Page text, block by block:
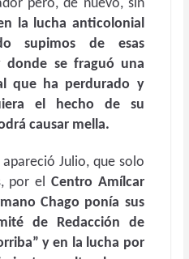
pero, de nuevo, sin
la lucha anticolonial
supimos de esas
donde se fraguó una
que ha perdurado y
el hecho de su
causar mella.
Julio, que solo
por el Centro Amílcar
Chago ponía sus
de Redacción
de
y en la lucha por